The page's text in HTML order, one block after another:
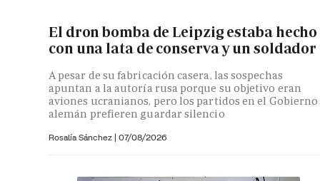
El dron bomba de Leipzig estaba hecho
con una lata de conserva y un soldador
A pesar de su fabricación casera, las sospechas
apuntan a la autoría rusa porque su objetivo eran
aviones ucranianos, pero los partidos en el Gobierno
alemán prefieren guardar silencio
Rosalía Sánchez | 07/08/2026